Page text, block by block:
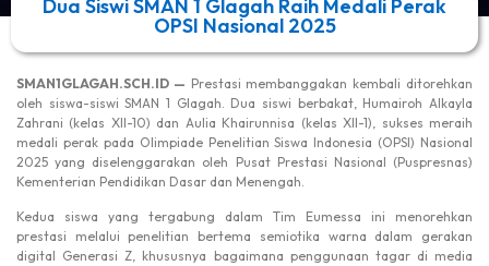
Dua Siswi SMAN 1 Glagah Raih Medali Perak
OPSI Nasional 2025
SMAN1GLAGAH.SCH.ID — Prestasi membanggakan kembali ditorehkan
oleh siswa-siswi SMAN 1 Glagah. Dua siswi berbakat, Humairoh Alkayla
Zahrani (kelas XII-10) dan Aulia Khairunnisa (kelas XII-1), sukses meraih
medali perak pada Olimpiade Penelitian Siswa Indonesia (OPSI) Nasional
2025 yang diselenggarakan oleh Pusat Prestasi Nasional (Puspresnas)
Kementerian Pendidikan Dasar dan Menengah.
Kedua siswa yang tergabung dalam Tim Eumessa ini menorehkan
prestasi melalui penelitian bertema semiotika warna dalam gerakan
digital Generasi Z, khususnya bagaimana penggunaan tagar di media